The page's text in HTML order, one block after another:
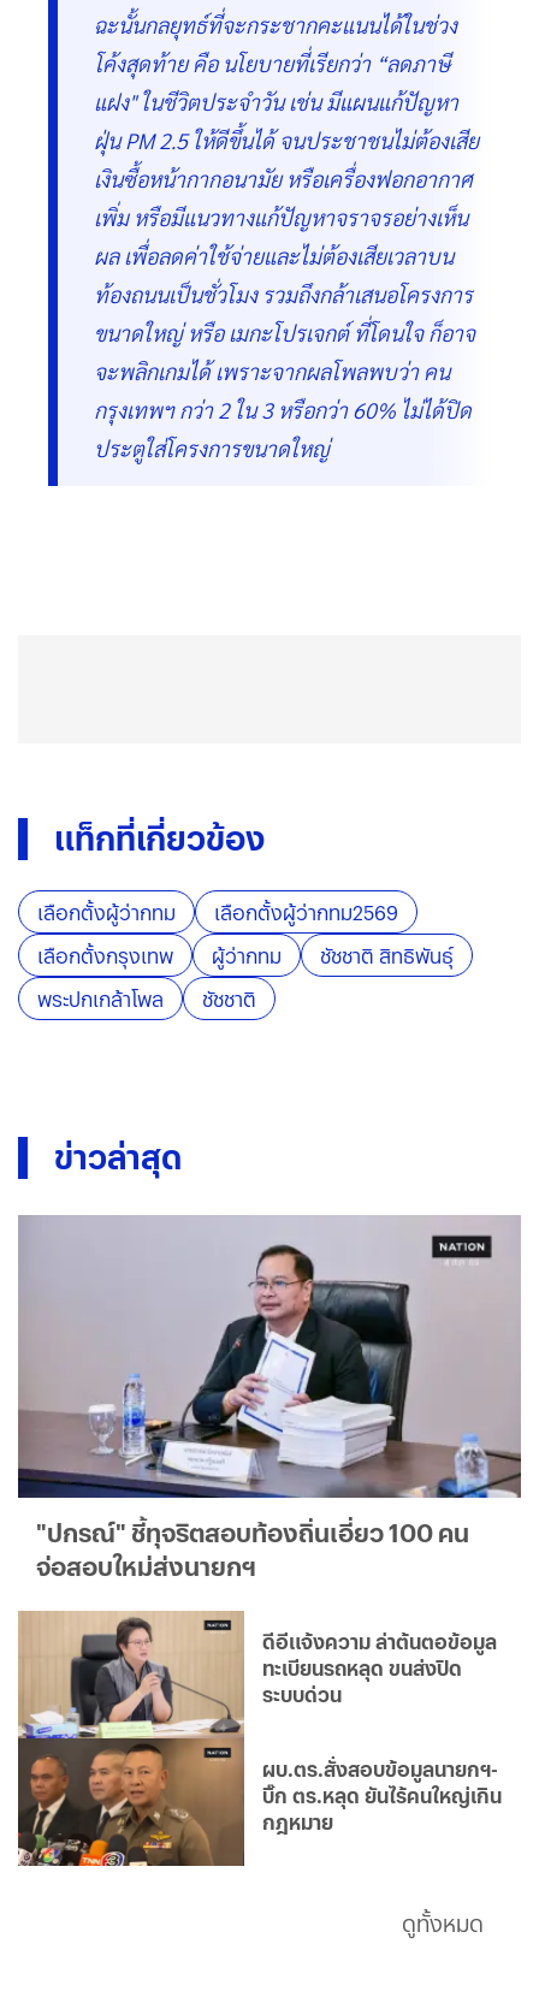
ฉะนั้นกลยุทธ์ที่จะกระชากคะแนนได้ในช่วง
โค้งสุดท้าย คือ นโยบายที่เรียกว่า “ลดภาษี
แฝง" ในชีวิตประจำวัน เช่น มีแผนแก้ปัญหา
ฝุ่น PM 2.5 ให้ดีขึ้นได้ จนประชาชนไม่ต้องเสีย
เงินซื้อหน้ากากอนามัย หรือเครื่องฟอกอากาศ
เพิ่ม หรือมีแนวทางแก้ปัญหาจราจรอย่างเห็น
ผล เพื่อลดค่าใช้จ่ายและไม่ต้องเสียเวลาบน
ท้องถนนเป็นชั่วโมง รวมถึงกล้าเสนอโครงการ
ขนาดใหญ่ หรือ เมกะโปรเจกต์ ที่โดนใจ ก็อาจ
จะพลิกเกมได้ เพราะจากผลโพลพบว่า คน
กรุงเทพฯ กว่า 2 ใน 3 หรือกว่า 60% ไม่ได้ปิด
ประตูใส่โครงการขนาดใหญ่
แท็กที่เกี่ยวข้อง
เลือกตั้งผู้ว่ากทม
เลือกตั้งผู้ว่ากทม2569
เลือกตั้งกรุงเทพ
ผู้ว่ากทม
ชัชชาติ สิทธิพันธ์ุ
พระปกเกล้าโพล
ชัชชาติ
ข่าวล่าสุด
"ปกรณ์" ชี้ทุจริตสอบท้องถิ่นเอี่ยว 100 คน
จ่อสอบใหม่ส่งนายกฯ
ดีอีแจ้งความ ล่าต้นตอข้อมูล
ทะเบียนรถหลุด ขนส่งปิด
ระบบด่วน
ผบ.ตร.สั่งสอบข้อมูลนายกฯ-
บิ๊ก ตร.หลุด ยันไร้คนใหญ่เกิน
กฎหมาย
ดูทั้งหมด